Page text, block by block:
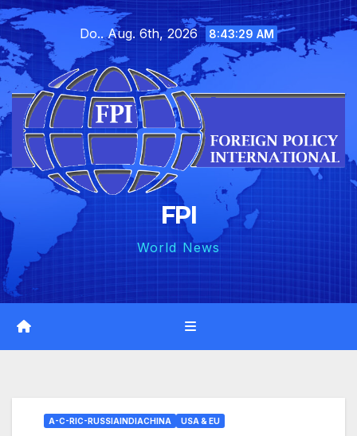
Skip
to
content
Do.. Aug. 6th, 2026 8:43:30 AM
FPI
World News
A-C-RIC-RUSSIAINDIACHINA USA & EU